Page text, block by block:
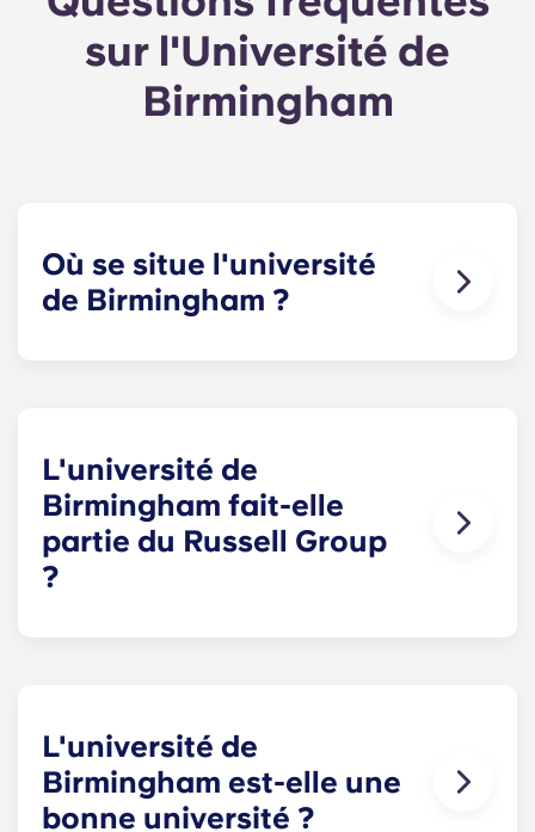
sur l'Université de
Birmingham
Où se situe l'université
de Birmingham ?
d'installations sur son campus de Selly Oak, à un
kilomètre et demi plus au sud-ouest.
L'université de
Birmingham fait-elle
partie du Russell Group
?
L'université de
Birmingham est-elle une
bonne université ?